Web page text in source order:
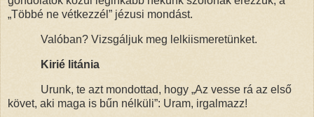
„Többé ne vétkezzél” jézusi mondást.
Valóban? Vizsgáljuk meg lelkiismeretünket.
Kirié litánia
Urunk, te azt mondottad, hogy „Az vesse rá az első
követ, aki maga is bűn nélküli”: Uram, irgalmazz!